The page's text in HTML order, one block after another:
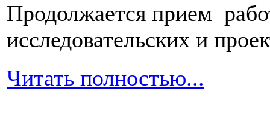
Продолжается прием
исследовательских и
Читать полностью...